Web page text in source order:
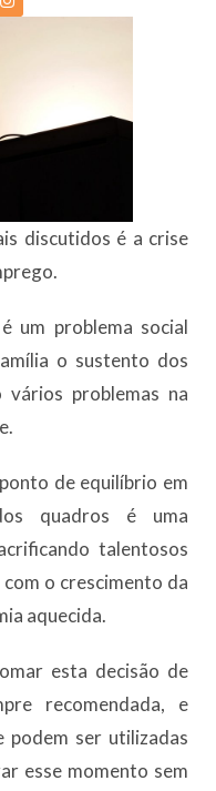
discutidos é a crise
um problema social
o sustento dos
vários problemas na
de equilíbrio em
quadros é uma
talentosos
o crescimento da
aquecida.
esta decisão de
recomendada, e
ser utilizadas
esse momento sem